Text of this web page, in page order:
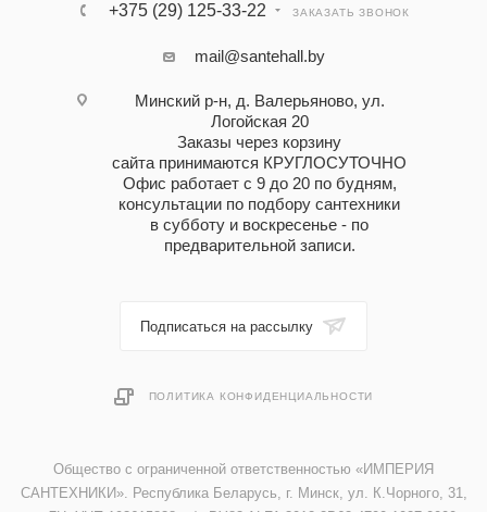
+375 (29) 125-33-22 ЗАКАЗАТЬ ЗВОНОК
mail@santehall.by
Минский р-н, д. Валерьяново, ул.
Логойская 20
Заказы через корзину
сайта принимаются КРУГЛОСУТОЧНО
Офис работает с 9 до 20 по будням,
консультации по подбору сантехники
в субботу и воскресенье - по
предварительной записи.
Подписаться на рассылку
ПОЛИТИКА КОНФИДЕНЦИАЛЬНОСТИ
Общество с ограниченной ответственностью «ИМПЕРИЯ
САНТЕХНИКИ». Республика Беларусь, г. Минск, ул. К.Чорного, 31,